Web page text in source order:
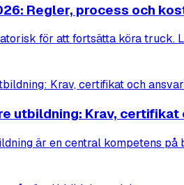
Regler, process och
för att fortsätta köra truck.
utbildning: Krav, certifikat
är en central kompetens